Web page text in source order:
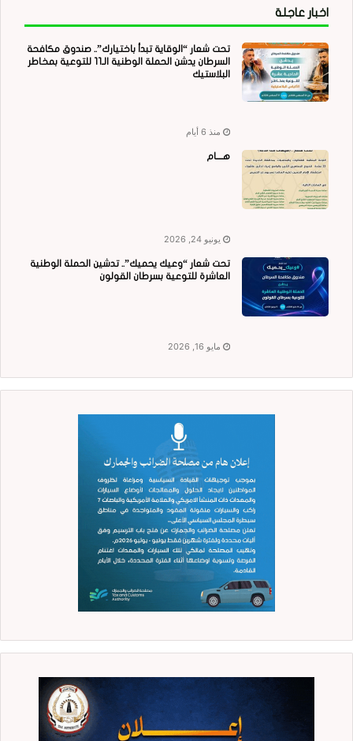
اخبار عاجلة
تحت شعار “الوقاية تبدأ باختيارك”.. صندوق مكافحة
السرطان يدشن الحملة الوطنية الـ11 للتوعية بمخاطر
البلاستيك
منذ 6 أيام
هــــام
يونيو 24, 2026
تحت شعار “وعيك يحميك”.. تدشين الحملة الوطنية
العاشرة للتوعية بسرطان القولون
مايو 16, 2026